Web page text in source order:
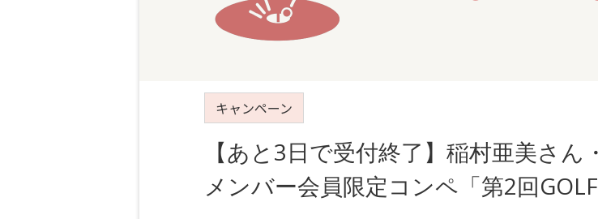
キャンペーン
【あと3日で受付終了】稲村亜美さ
メンバー会員限定コンペ「第2回GOLF